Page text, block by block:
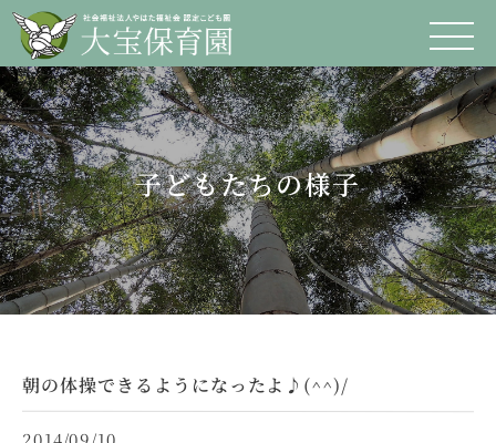
子どもたちの様子
朝の体操できるようになったよ♪(^^)/